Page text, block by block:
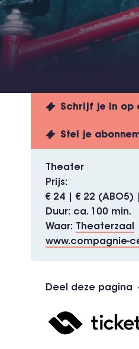
Schrijf je in op
Stel je
Theater
Prijs
€ 24 | € 22 (ABO5)
Duur
ca. 100 min.
Waar
Theaterzaal
www.compagnie-
Deel deze pagina